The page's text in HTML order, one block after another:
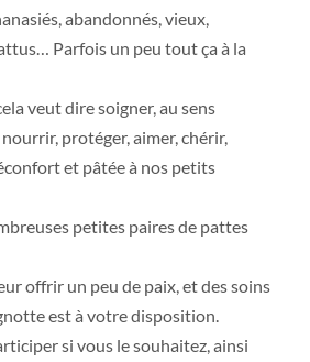
abandonnés, vieux,
Parfois un peu tout ça à la
veut dire soigner, au sens
protéger, aimer, chérir,
et pâtée à nos petits
petites paires de pattes
offrir un peu de paix, et des soins
est à votre disposition.
si vous le souhaitez, ainsi